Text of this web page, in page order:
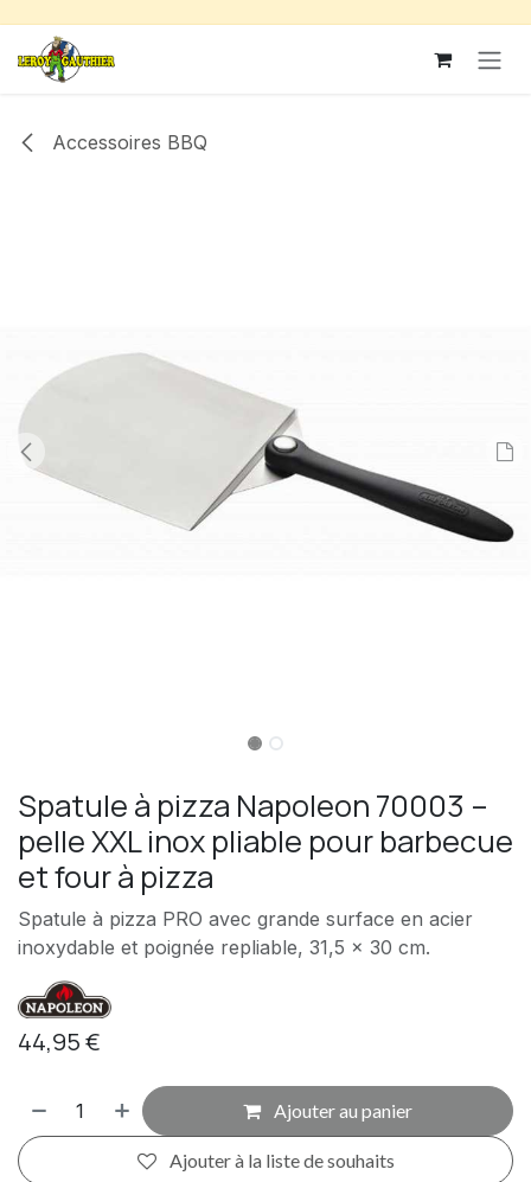
Se rendre au contenu
Accessoires BBQ
Spatule à pizza Napoleon 70003 –
pelle XXL inox pliable pour barbecue
et four à pizza
Spatule à pizza PRO avec grande surface en acier
inoxydable et poignée repliable, 31,5 x 30 cm.
44,95€
Ajouter au panier
Ajouter à la liste de souhaits